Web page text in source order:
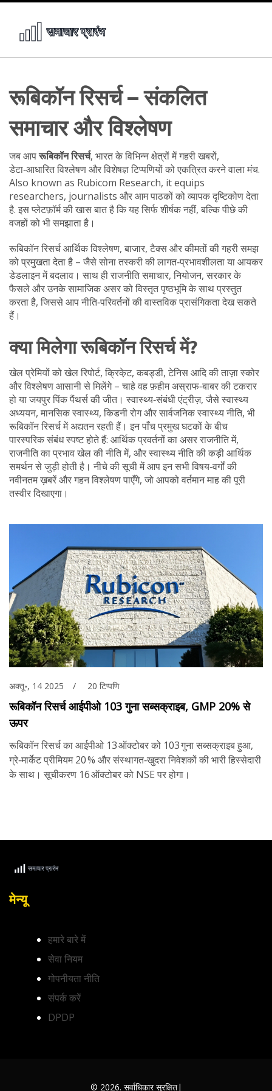
रूबिकॉन रिसर्च – संकलित
समाचार और विश्लेषण
जब आपरूबिकॉन रिसर्च, भारत के विभिन्न क्षेत्रों में गहरी खबरों,
डेटा‑आधारित विश्लेषण और विशेषज्ञ टिप्पणियों को एकत्रित करने वाला मंच.
Also known as Rubicom Research, it equips
researchers, journalists और आम पाठकों को व्यापक दृष्टिकोण देता
है. इस प्लेटफ़ॉर्म की खास बात है कि यह सिर्फ शीर्षक नहीं, बल्कि पीछे की
वजहों को भी समझाता है।
रूबिकॉन रिसर्चआर्थिक विश्लेषण, बाजार, टैक्स और कीमतों की गहरी समझ
को प्रमुखता देता है – जैसे सोना तस्करी की लागत‑प्रभावशीलता या आयकर
डेडलाइन में बदलाव। साथ हीराजनीति समाचार, नियोजन, सरकार के
फैसले और उनके सामाजिक असरको विस्तृत पृष्ठभूमि के साथ प्रस्तुत
करता है, जिससे आप नीति‑परिवर्तनों की वास्तविक प्रासंगिकता देख सकते
हैं।
क्या मिलेगा रूबिकॉन रिसर्च में?
खेल प्रेमियों कोखेल रिपोर्ट, क्रिके़ट, कबड्डी, टेनिस आदि की ताज़ा स्कोर
और विश्लेषणआसानी से मिलेंगे – चाहे वह फ़हीम अस्राफ‑बाबर की टकरार
हो या जयपुर पिंक पैंथर्स की जीत। स्वास्थ्य‑संबंधी एंट्रीज़, जैसेस्वास्थ्य
अध्ययन, मानसिक स्वास्थ्य, किडनी रोग और सार्वजनिक स्वास्थ्य नीति, भी
रूबिकॉन रिसर्च में अद्यतन रहती हैं। इन पाँच प्रमुख घटकों के बीच
पारस्परिक संबंध स्पष्ट होते हैं: आर्थिक प्रवर्तनों का असर राजनीति में,
राजनीति का प्रभाव खेल की नीति में, और स्वास्थ्य नीति की कड़ी आर्थिक
समर्थन से जुड़ी होती है। नीचे की सूची में आप इन सभी विषय‑वर्गों की
नवीनतम ख़बरें और गहन विश्लेषण पाएँगे, जो आपको वर्तमान माह की पूरी
तस्वीर दिखाएगा।
अक्तू॰, 14 2025 20 टिप्पणि
रूबिकॉन रिसर्च आईपीओ 103 गुना सब्सक्राइब, GMP 20% से
ऊपर
रूबिकॉन रिसर्च का आईपीओ 13 ऑक्टोबर को 103 गुना सब्सक्राइब हुआ,
ग्रे‑मार्केट प्रीमियम 20 % और संस्थागत‑खुदरा निवेशकों की भारी हिस्सेदारी
के साथ। सूचीकरण 16 ऑक्टोबर को NSE पर होगा।
मेन्यू
हमारे बारे में
सेवा नियम
गोपनीयता नीति
संपर्क करें
DPDP
© 2026. सर्वाधिकार सुरक्षित|